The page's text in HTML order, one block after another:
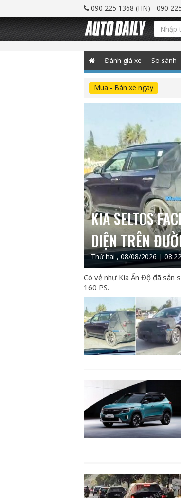
090 225 1368 (HN) - 090
Đánh giá xe So sánh
Mua - Bán xe ngay
KIA SELTOS
DIỆN TRÊN
Thứ hai , 08/08/2026 | 08:22
Có vẻ như Kia Ấn Độ đã sẵn
160 PS.